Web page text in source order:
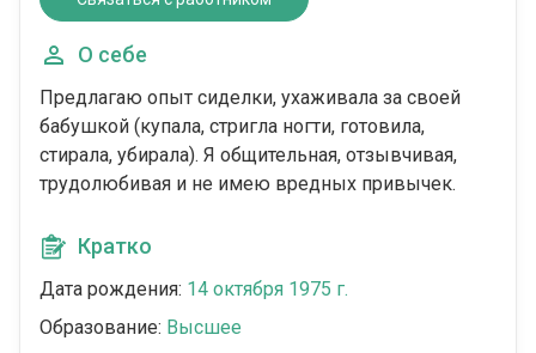
О себе
Предлагаю опыт сиделки, ухаживала за своей
бабушкой (купала, стригла ногти, готовила,
стирала, убирала). Я общительная, отзывчивая,
трудолюбивая и не имею вредных привычек.
Кратко
Дата рождения: 14 октября 1975 г.
Образование: Высшее